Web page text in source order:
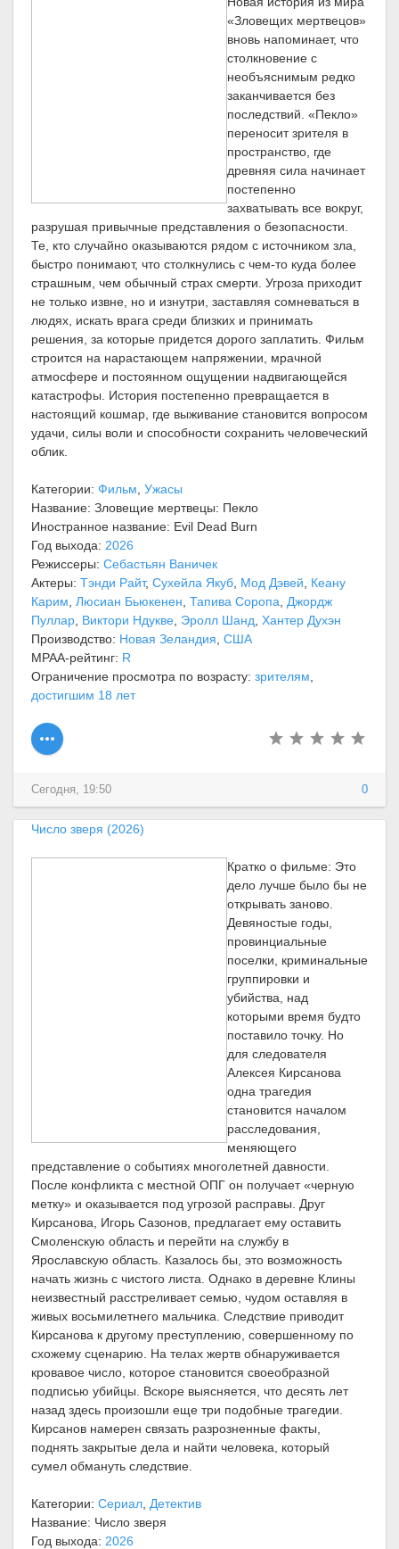
«Зловещих мертвецов»
вновь напоминает, что
столкновение с
необъяснимым редко
заканчивается без
последствий. «Пекло»
переносит зрителя в
пространство, где
древняя сила начинает
постепенно
захватывать все вокруг,
разрушая привычные представления о безопасности.
Те, кто случайно оказываются рядом с источником зла,
быстро понимают, что столкнулись с чем-то куда более
страшным, чем обычный страх смерти. Угроза приходит
не только извне, но и изнутри, заставляя сомневаться в
людях, искать врага среди близких и принимать
решения, за которые придется дорого заплатить. Фильм
строится на нарастающем напряжении, мрачной
атмосфере и постоянном ощущении надвигающейся
катастрофы. История постепенно превращается в
настоящий кошмар, где выживание становится вопросом
удачи, силы воли и способности сохранить человеческий
облик.
Категории: Фильм Ужасы
Название: Зловещие мертвецы: Пекло
Иностранное название: Evil Dead Burn
Год выхода: 2026
Режиссеры: Себастьян Ваничек
Актеры: Тэнди Райт, Сухейла Якуб Мод Дэвей
Кеану
Карим
Люсиан Бьюкенен Тапива Соропа
Джордж
Пуллар Виктори Ндукве Эролл Шанд Хантер Духэн
Производство: Новая Зеландия США
MPAA-рейтинг: R
Ограничение просмотра по возрасту: зрителям
достигшим 18 лет
0
Сегодня, 19:50
Число зверя (2026)
Кратко о фильме: Это
дело лучше было бы не
открывать заново.
Девяностые годы,
провинциальные
поселки, криминальные
группировки и
убийства, над
которыми время будто
поставило точку. Но
для следователя
Алексея Кирсанова
одна трагедия
становится началом
расследования,
меняющего
представление о событиях многолетней давности.
После конфликта с местной ОПГ он получает «черную
метку» и оказывается под угрозой расправы. Друг
Кирсанова, Игорь Сазонов, предлагает ему оставить
Смоленскую область и перейти на службу в
Ярославскую область. Казалось бы, это возможность
начать жизнь с чистого листа. Однако в деревне Клины
неизвестный расстреливает семью, чудом оставляя в
живых восьмилетнего мальчика. Следствие приводит
Кирсанова к другому преступлению, совершенному по
схожему сценарию. На телах жертв обнаруживается
кровавое число, которое становится своеобразной
подписью убийцы. Вскоре выясняется, что десять лет
назад здесь произошли еще три подобные трагедии.
Кирсанов намерен связать разрозненные факты,
поднять закрытые дела и найти человека, который
сумел обмануть следствие.
Категории: Сериал Детектив
Название: Число зверя
Год выхода: 2026